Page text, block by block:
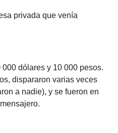
privada que venía
dólares y 10 000 pesos.
dispararon varias veces
a nadie), y se fueron en